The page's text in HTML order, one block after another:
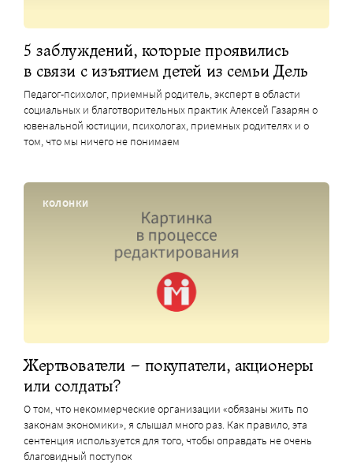
5 заблуждений, которые проявились
в связи с изъятием детей из семьи Дель
Педагог-психолог, приемный родитель, эксперт в области
социальных и благотворительных практик Алексей Газарян о
ювенальной юстиции, психологах, приемных родителях и о
том, что мы ничего не понимаем
КОЛОНКИ
Жертвователи – покупатели, акционеры
или солдаты?
О том, что некоммерческие организации «обязаны жить по
законам экономики», я слышал много раз. Как правило, эта
сентенция используется для того, чтобы оправдать не очень
благовидный поступок